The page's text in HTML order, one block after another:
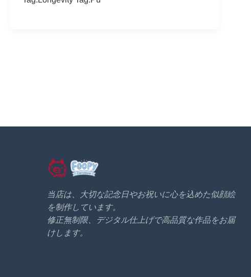
当店は、大切な記念日やお祝いに心を込めた似顔絵
を制作しています。
修正無制限、デジタル仕上げで高品質な作品をお届
けします。